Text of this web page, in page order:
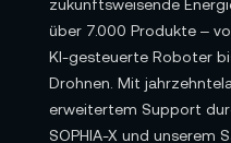
zukunftsweisende
über 7.000 Produkte –
KI-gesteuerte Roboter
Drohnen. Mit
erweitertem Support
SOPHIA-X und unserem